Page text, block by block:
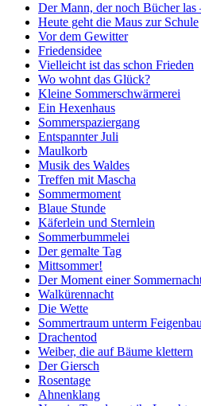
Der Mann, der noch Bücher
Heute geht die Maus zur Schule
Vor dem Gewitter
Friedensidee
Vielleicht ist das schon Frieden
Wo wohnt das Glück?
Kleine Sommerschwärmerei
Ein Hexenhaus
Sommerspaziergang
Entspannter Juli
Maulkorb
Musik des Waldes
Treffen mit Mascha
Sommermoment
Blaue Stunde
Käferlein und Sternlein
Sommerbummelei
Der gemalte Tag
Mittsommer!
Der Moment einer
Walkürennacht
Die Wette
Sommertraum unterm
Drachentod
Weiber, die auf Bäume klettern
Der Giersch
Rosentage
Ahnenklang